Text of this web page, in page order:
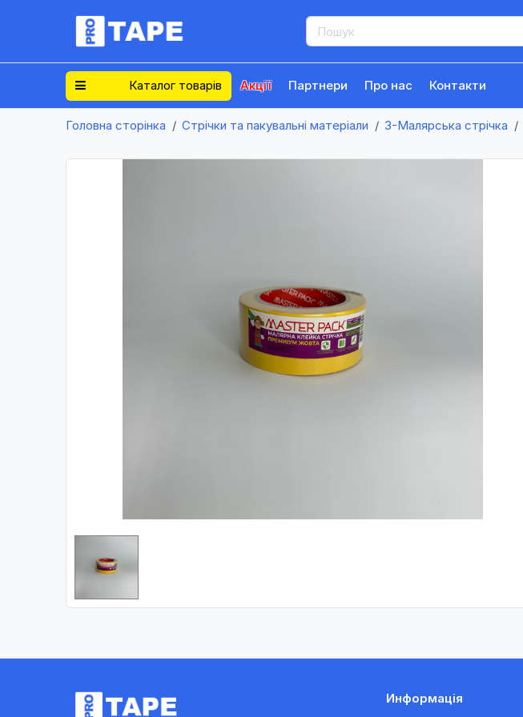
Каталог товарів Акції Партнери Про нас Контакти
Головна сторінка Стрічки та пакувальні матеріали 3-Малярська стрічка
Информація